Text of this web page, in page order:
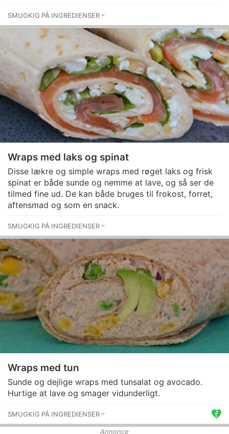
SMUGKIG PÅ INGREDIENSER
Wraps med laks og spinat
Disse lækre og simple wraps med røget laks og frisk
spinat er både sunde og nemme at lave, og så ser de
tilmed fine ud. De kan både bruges til frokost, forret,
aftensmad og som en snack.
SMUGKIG PÅ INGREDIENSER
Wraps med tun
Sunde og dejlige wraps med tunsalat og avocado.
Hurtige at lave og smager vidunderligt.
SMUGKIG PÅ INGREDIENSER
Annonce